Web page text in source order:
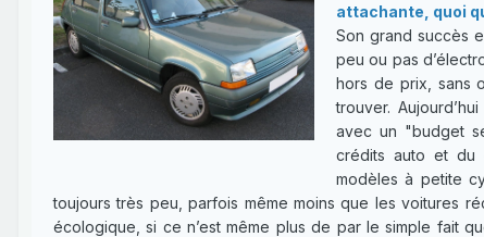
attachante, quoi
Son grand succès
peu ou pas
hors de prix, sans
trouver.
avec un "budget
crédits auto et du
modèles à petite
toujours très peu, parfois même moins que les voitures
écologique, si ce n’est même plus de par le simple fait